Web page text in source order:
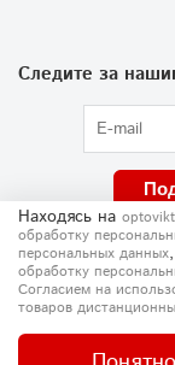
Следите за
Находясь на
обработку
персональных данных,
обработку
Согласием на
товаров